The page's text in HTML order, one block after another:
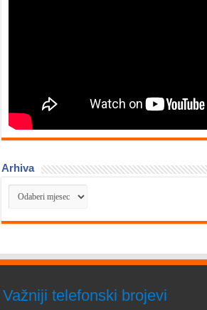
Arhiva
Arhiva
Važniji telefonski brojevi